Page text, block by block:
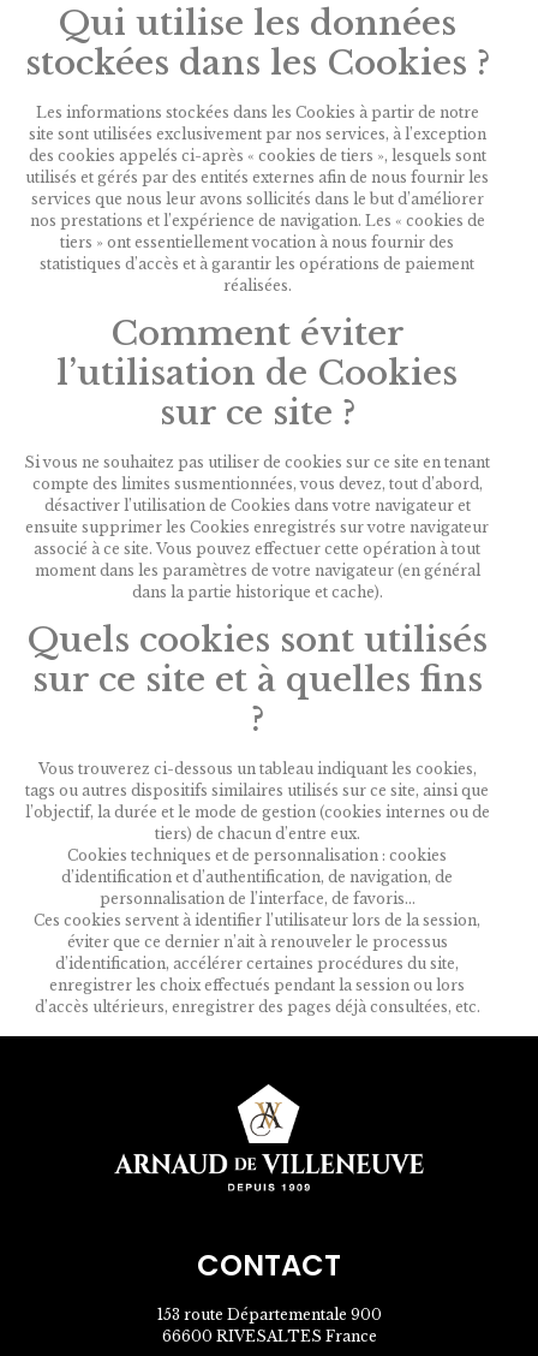
Qui utilise les données
stockées dans les Cookies ?
Les informations stockées dans les Cookies à partir de notre
site sont utilisées exclusivement par nos services, à l’exception
des cookies appelés ci-après « cookies de tiers », lesquels sont
utilisés et gérés par des entités externes afin de nous fournir les
services que nous leur avons sollicités dans le but d’améliorer
nos prestations et l’expérience de navigation. Les « cookies de
tiers » ont essentiellement vocation à nous fournir des
statistiques d’accès et à garantir les opérations de paiement
réalisées.
Comment éviter
l’utilisation de Cookies
sur ce site ?
Si vous ne souhaitez pas utiliser de cookies sur ce site en tenant
compte des limites susmentionnées, vous devez, tout d’abord,
désactiver l’utilisation de Cookies dans votre navigateur et
ensuite supprimer les Cookies enregistrés sur votre navigateur
associé à ce site. Vous pouvez effectuer cette opération à tout
moment dans les paramètres de votre navigateur (en général
dans la partie historique et cache).
Quels cookies sont utilisés
sur ce site et à quelles fins
?
Vous trouverez ci-dessous un tableau indiquant les cookies,
tags ou autres dispositifs similaires utilisés sur ce site, ainsi que
l’objectif, la durée et le mode de gestion (cookies internes ou de
tiers) de chacun d’entre eux.
Cookies techniques et de personnalisation : cookies
d’identification et d’authentification, de navigation, de
personnalisation de l’interface, de favoris…
Ces cookies servent à identifier l’utilisateur lors de la session,
éviter que ce dernier n’ait à renouveler le processus
d’identification, accélérer certaines procédures du site,
enregistrer les choix effectués pendant la session ou lors
d’accès ultérieurs, enregistrer des pages déjà consultées, etc.
CONTACT
153 route Départementale 900
66600 RIVESALTES France